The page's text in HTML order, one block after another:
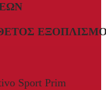
Sport Prim